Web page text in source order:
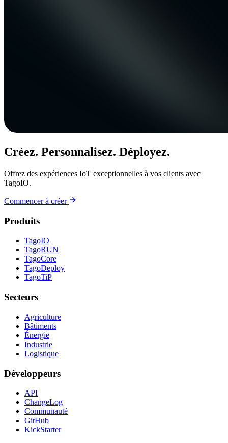
Créez. Personnalisez. Déployez.
Offrez des expériences IoT exceptionnelles à vos clients avec
TagoIO.
Commencer à créer
Produits
TagoIO
TagoRUN
TagoCore
TagoDeploy
TagoTiP
Secteurs
Agriculture
Bâtiments
Énergie
Industrie
Logistique
Développeurs
API
ChangeLog
Communauté
GitHub
KickStarter